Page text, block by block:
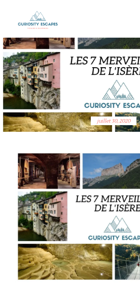
LES 7 MERVEILLES
juillet 30, 2020